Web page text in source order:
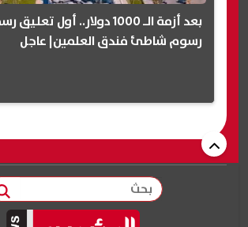
بعد أزمة الـ 1000 دولار.. أول
رسوم شاطئ فندق العلمين| عاجل
بحث